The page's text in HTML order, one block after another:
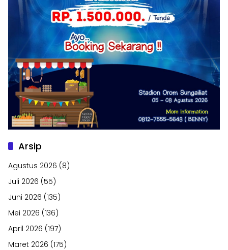
Arsip
Agustus 2026 (8)
Juli 2026 (55)
Juni 2026 (135)
Mei 2026 (136)
April 2026 (197)
Maret 2026 (175)